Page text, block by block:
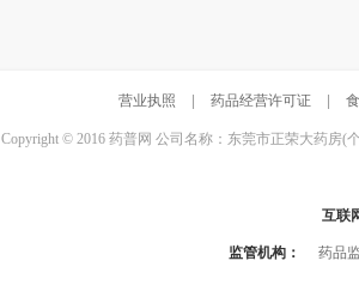
营业执照 药品经营许可证
Copyright © 2016 药普网 公司名称：东莞市正荣大药房(
互联
监管机构： 药品